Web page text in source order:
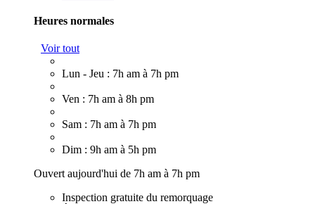
Heures normales
Voir tout
Lun - Jeu : 7h am à 7h pm
Ven : 7h am à 8h pm
Sam : 7h am à 7h pm
Dim : 9h am à 5h pm
Ouvert aujourd'hui de 7h am à 7h pm
Inspection gratuite du remorquage